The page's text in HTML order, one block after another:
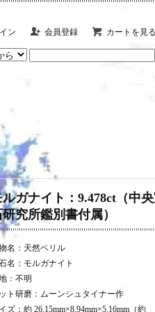
ン 会員登録 カートを見る
ルガナイト：9.478ct（中
究所鑑別書付属）
名：天然ベリル
名：モルガナイト
：不明
ト研磨：ムーンシュタイナー作
ズ：約 26.15mm×8.94mm×5.16mm（約